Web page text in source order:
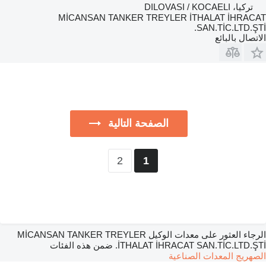
تركيا، DILOVASI / KOCAELI
MİCANSAN TANKER TREYLER İTHALAT İHRACAT
SAN.TİC.LTD.ŞTİ.
الاتصال بالبائع
الصفحة التالية
1
2
الرجاء العثور على معدات الوكيل MİCANSAN TANKER TREYLER
İTHALAT İHRACAT SAN.TİC.LTD.ŞTİ. ضمن هذه الفئات
الصهريج المعدات الصناعية